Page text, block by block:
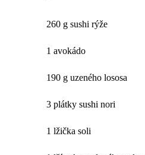
260 g sushi rýže
1 avokádo
190 g uzeného lososa
3 plátky sushi nori
1 lžička soli